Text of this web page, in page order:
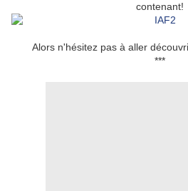
contenant!
Alors n'hésitez pas à aller
***